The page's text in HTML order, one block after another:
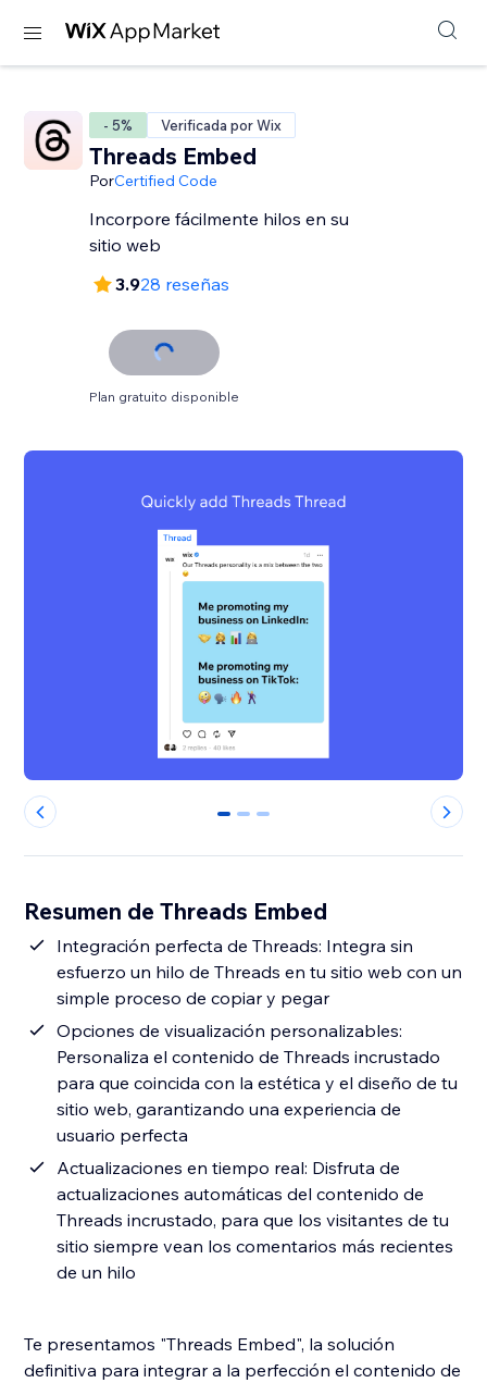
- 5% Verificada por Wix
Threads Embed
PorCertified Code
Incorpore fácilmente hilos en su
sitio web
3.928 reseñas
Plan gratuito disponible
0 1 2
Resumen de Threads Embed
Integración perfecta de Threads: Integra sin
esfuerzo un hilo de Threads en tu sitio web con un
simple proceso de copiar y pegar
Opciones de visualización personalizables:
Personaliza el contenido de Threads incrustado
para que coincida con la estética y el diseño de tu
sitio web, garantizando una experiencia de
usuario perfecta
Actualizaciones en tiempo real: Disfruta de
actualizaciones automáticas del contenido de
Threads incrustado, para que los visitantes de tu
sitio siempre vean los comentarios más recientes
de un hilo
Te presentamos "Threads Embed", la solución
definitiva para integrar a la perfección el contenido de